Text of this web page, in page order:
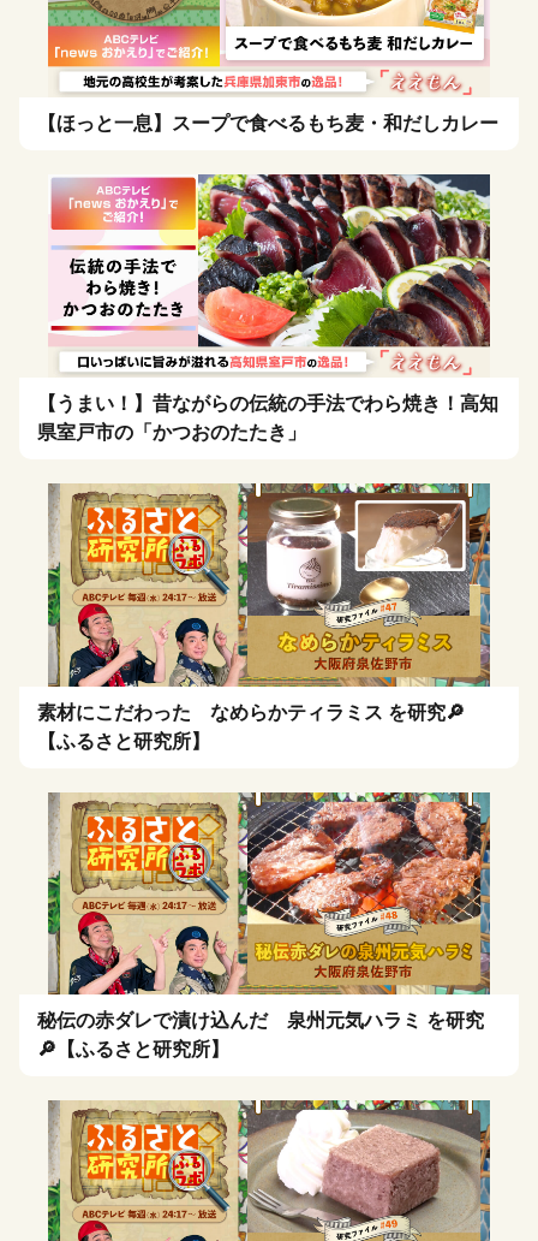
【ほっと一息】スープで食べるもち麦・和だしカレー
【うまい！】昔ながらの伝統の手法でわら焼き！高知
県室戸市の「かつおのたたき」
素材にこだわった なめらかティラミス を研究🔎
【ふるさと研究所】
秘伝の赤ダレで漬け込んだ 泉州元気ハラミ を研究
🔎【ふるさと研究所】